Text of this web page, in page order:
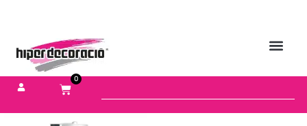
0